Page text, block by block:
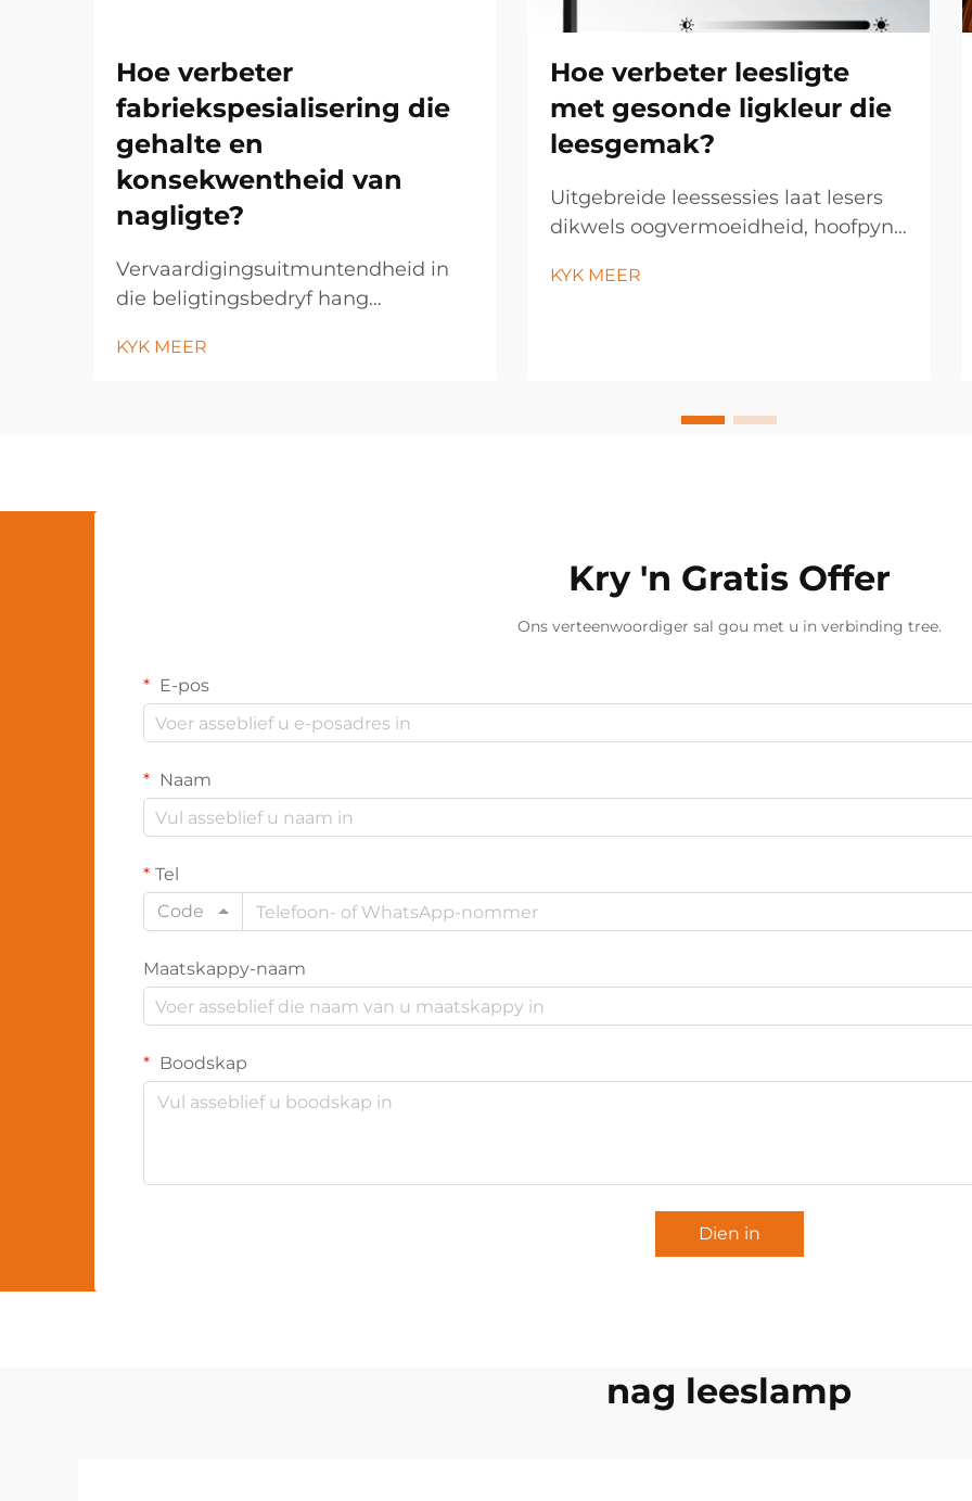
Hoe verbeter
fabriekspesialisering die
gehalte en
konsekwentheid van
nagligte?
Vervaardigingsuitmuntendheid in
die beligtingsbedryf hang
fabriekspesialiseringsstrategieë wat
KYK MEER
Hoe verbeter leesligte
met gesonde ligkleur die
leesgemak?
Uitgebreide leessessies laat lesers
dikwels oogvermoeidheid, hoofpyn
hulle onder ongeskikte
leeservaring...
KYK MEER
Kry 'n Gratis Offer
Ons verteenwoordiger sal gou met u in verbinding tree.
E-pos
Naam
Tel
Code
Maatskappy-naam
Boodskap
Dien in
nag leeslamp